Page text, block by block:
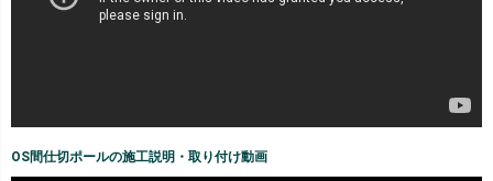
OS間仕切ポールの施工説明・取り付け動画